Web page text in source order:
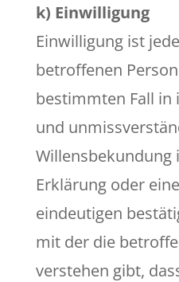
k) Einwilligung
Einwilligung ist
betroffenen
bestimmten Fall
und
Willensbekundung
Erklärung oder
eindeutigen
mit der die
verstehen gibt,